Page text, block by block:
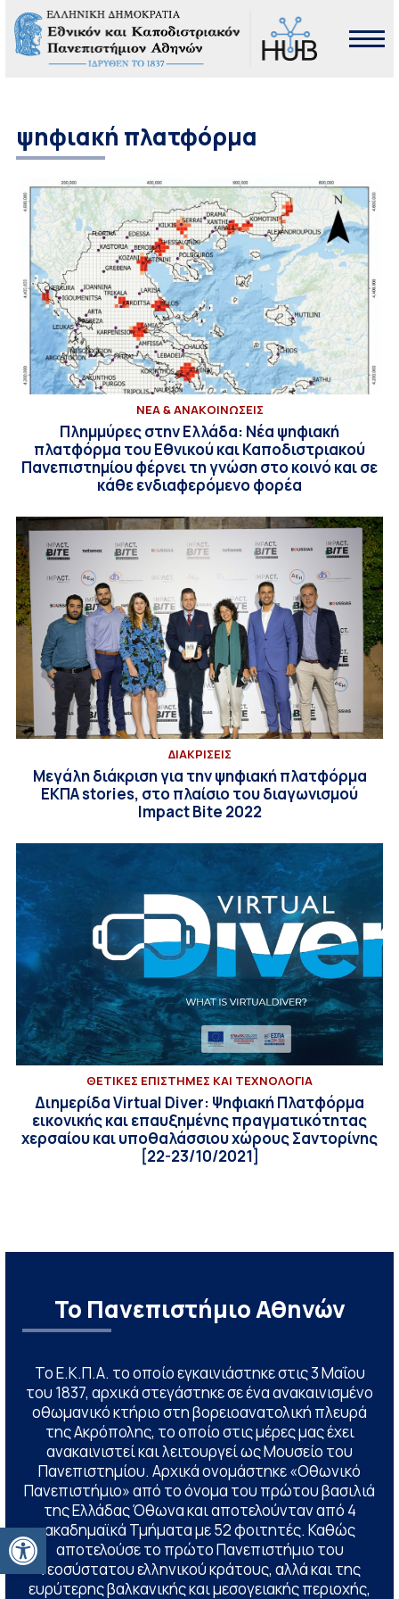
Ανοίξτε τη γραμμή εργαλείων
ψηφιακή πλατφόρμα
ΝΕΑ & ΑΝΑΚΟΙΝΩΣΕΙΣ
Πλημμύρες στην Ελλάδα: Νέα ψηφιακή
πλατφόρμα του Εθνικού και Καποδιστριακού
Πανεπιστημίου φέρνει τη γνώση στο κοινό και σε
κάθε ενδιαφερόμενο φορέα
ΔΙΑΚΡΙΣΕΙΣ
Μεγάλη διάκριση για την ψηφιακή πλατφόρμα
ΕΚΠΑ stories, στο πλαίσιο του διαγωνισμού
Impact Bite 2022
ΘΕΤΙΚΕΣ ΕΠΙΣΤΗΜΕΣ ΚΑΙ ΤΕΧΝΟΛΟΓΙΑ
Διημερίδα Virtual Diver: Ψηφιακή Πλατφόρμα
εικονικής και επαυξημένης πραγματικότητας
χερσαίου και υποθαλάσσιου χώρους Σαντορίνης
[22-23/10/2021]
Το Πανεπιστήμιο Αθηνών
Το Ε.Κ.Π.Α. το οποίο εγκαινιάστηκε στις 3 Μαΐου
του 1837, αρχικά στεγάστηκε σε ένα ανακαινισμένο
οθωμανικό κτήριο στη βορειοανατολική πλευρά
της Ακρόπολης, το οποίο στις μέρες μας έχει
ανακαινιστεί και λειτουργεί ως Μουσείο του
Πανεπιστημίου. Αρχικά ονομάστηκε «Οθωνικό
Πανεπιστήμιο» από το όνομα του πρώτου βασιλιά
της Ελλάδας Όθωνα και αποτελούνταν από 4
ακαδημαϊκά Τμήματα με 52 φοιτητές. Καθώς
αποτελούσε το πρώτο Πανεπιστήμιο του
νεοσύστατου ελληνικού κράτους, αλλά και της
ευρύτερης βαλκανικής και μεσογειακής περιοχής,